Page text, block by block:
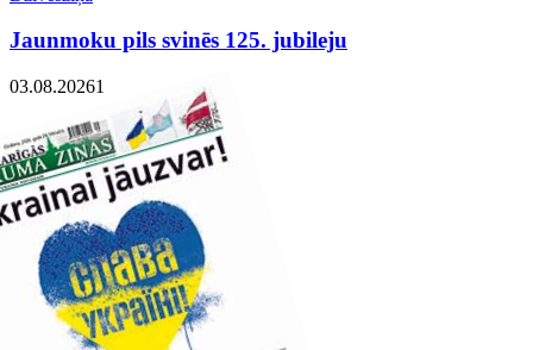
Jaunmoku pils svinēs 125. jubileju
03.08.20261